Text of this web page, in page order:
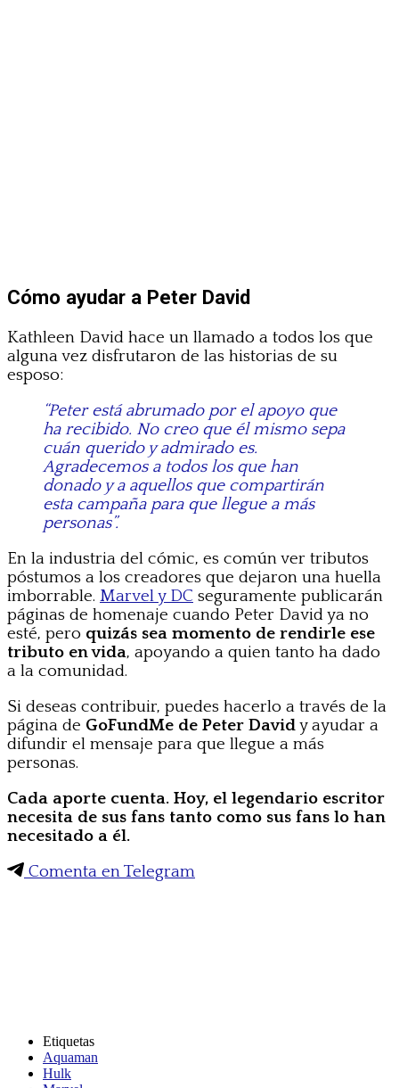
Cómo ayudar a Peter David
Kathleen David hace un llamado a todos los que
alguna vez disfrutaron de las historias de su
esposo:
“Peter está abrumado por el apoyo que
ha recibido. No creo que él mismo sepa
cuán querido y admirado es.
Agradecemos a todos los que han
donado y a aquellos que compartirán
esta campaña para que llegue a más
personas”.
En la industria del cómic, es común ver tributos
póstumos a los creadores que dejaron una huella
imborrable. Marvel y DC seguramente publicarán
páginas de homenaje cuando Peter David ya no
esté, pero quizás sea momento de rendirle ese
tributo en vida, apoyando a quien tanto ha dado
a la comunidad.
Si deseas contribuir, puedes hacerlo a través de la
página de GoFundMe de Peter Davidy ayudar a
difundir el mensaje para que llegue a más
personas.
Cada aporte cuenta. Hoy, el legendario escritor
necesita de sus fans tanto como sus fans lo han
necesitado a él.
Comenta en Telegram
Etiquetas
Aquaman
Hulk